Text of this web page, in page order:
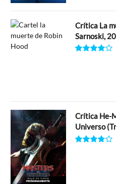
Crítica La
Sarnoski,
Crítica He-
Universo